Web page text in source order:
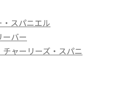
スパニエル
バー
ャーリーズ・スパニ